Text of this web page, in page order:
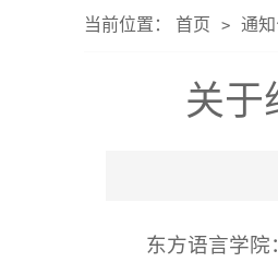
当前位置： 首页 > 通
关于
东方语言学院